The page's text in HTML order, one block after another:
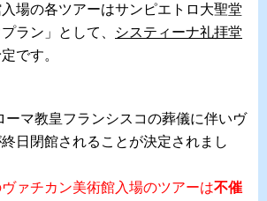
場の各ツアーはサンピエトロ大聖堂
ラン」として、
システィーナ礼拝堂
です。
ーマ教皇フランシスコの葬儀に伴いヴ
日閉館されることが決定されまし
ヴァチカン美術館入場のツアーは不催